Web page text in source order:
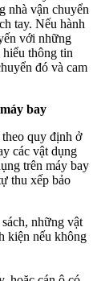
nhà vận chuyển
tay. Nếu hành
với những
thông tin
đó và cam
bay
quy định ở
các vật dụng
trên máy bay
thu xếp bảo
những vật
kiện nếu không